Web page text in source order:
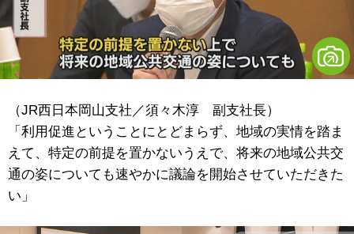
（JR西日本岡山支社／須々木淳 副支社長）
「利用促進ということにとどまらず、地域の実情を踏ま
えて、特定の前提を置かないうえで、将来の地域公共交
通の姿についても速やかに議論を開始させていただきた
い」